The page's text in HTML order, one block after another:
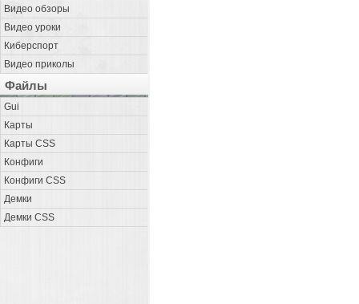
Видео обзоры
Видео уроки
Киберспорт
Видео приколы
Файлы
Gui
Карты
Карты CSS
Конфиги
Конфиги CSS
Демки
Демки CSS